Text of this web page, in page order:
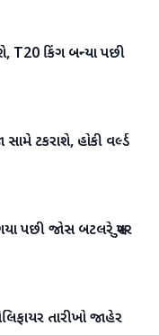
T20 કિંગ બન્યા પછી
ટકરાશે, હોકી વર્લ્ડ
પછી જોસ બટલરે સુપર
તારીખો જાહેર